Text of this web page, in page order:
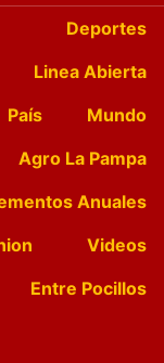
Deportes
Linea Abierta
País
Mundo
Agro La Pampa
Anuales
Videos
Entre Pocillos